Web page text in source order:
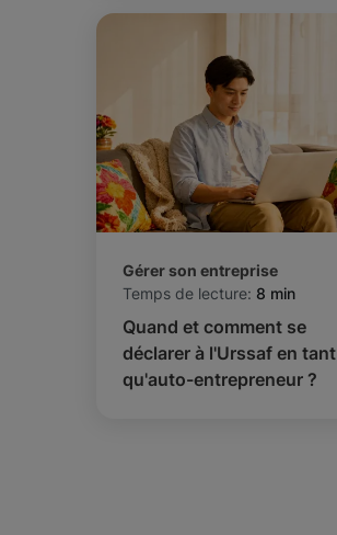
Gérer son entreprise
Temps de lecture: 8 min
Quand et comment se
déclarer à l'Urssaf en tant
qu'auto-entrepreneur ?